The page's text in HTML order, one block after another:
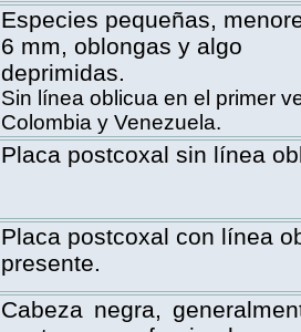
Especies pequeñas,
6 mm, oblongas y algo
deprimidas.
Sin línea oblicua en el primer
Colombia y Venezuela.
Placa postcoxal sin línea
Placa postcoxal con línea
presente.
Cabeza negra,